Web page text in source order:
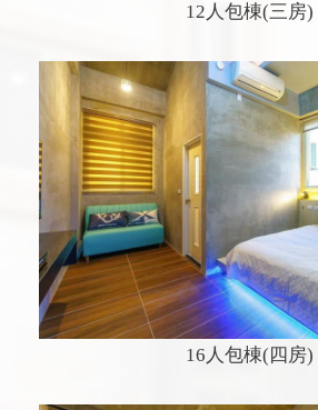
12人包棟(三房)
16人包棟(四房)